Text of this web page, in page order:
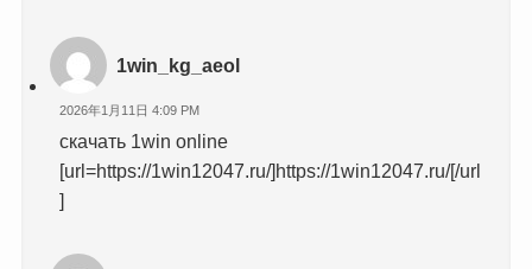
1win_kg_aeol
2026年1月11日 4:09 PM
скачать 1win online
[url=https://1win12047.ru/]https://1win12047.ru/[/url
]